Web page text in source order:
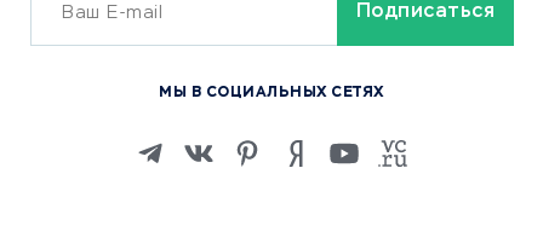
ОБУЧЕНИЕ И РАБОТА
Изучение иностранных
МЫ В СОЦИАЛЬНЫХ СЕТЯХ